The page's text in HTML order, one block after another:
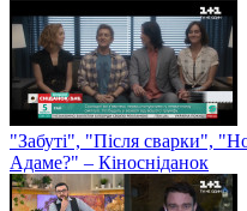
"Забуті", "Після сварки",
Адаме?" – Кіносніданок